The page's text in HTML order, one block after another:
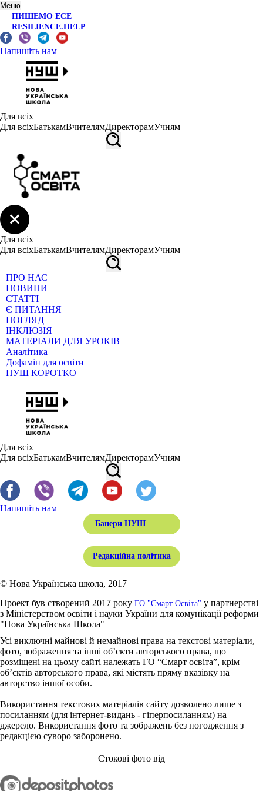
Меню
ПИШЕМО ЕСЕ
RESILIENCE.HELP
Напишіть нам
Для всіх
Для всіхБатькамВчителямДиректорамУчням
Для всіх
Для всіхБатькамВчителямДиректорамУчням
ПРО НАС
НОВИНИ
СТАТТІ
Є ПИТАННЯ
ПОГЛЯД
ІНКЛЮЗІЯ
МАТЕРІАЛИ ДЛЯ УРОКІВ
Аналітика
Дофамін для освіти
НУШ КОРОТКО
Для всіх
Для всіхБатькамВчителямДиректорамУчням
Напишіть нам
Банери НУШ
Редакційна політика
© Нова Українська школа, 2017
Проект був створений 2017 року ГО "Смарт Освіта" у партнерстві
з Міністерством освіти і науки України для комунікації реформи
"Нова Українська Школа"
Усі виключні майнові й немайнові права на текстові матеріали,
фото, зображення та інші об’єкти авторського права, що
розміщені на цьому сайті належать ГО “Смарт освіта”, крім
об’єктів авторського права, які містять пряму вказівку на
авторство іншої особи.
Використання текстових матеріалів сайту дозволено лише з
посиланням (для інтернет-видань - гіперпосиланням) на
джерело. Використання фото та зображень без погодження з
редакцією суворо заборонено.
Стокові фото від